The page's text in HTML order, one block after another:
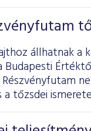
állhatnak
Budapesti
tőzsdei